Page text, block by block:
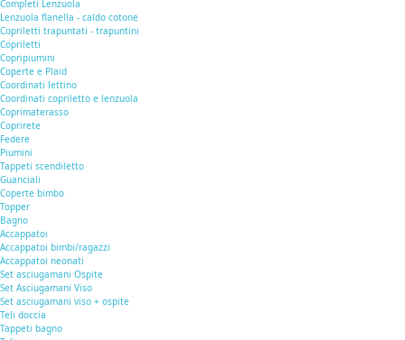
Completi Lenzuola
Lenzuola flanella - caldo cotone
Copriletti trapuntati - trapuntini
Copriletti
Copripiumini
Coperte e Plaid
Coordinati lettino
Coordinati copriletto e lenzuola
Coprimaterasso
Coprirete
Federe
Piumini
Tappeti scendiletto
Guanciali
Coperte bimbo
Topper
Bagno
Accappatoi
Accappatoi bimbi/ragazzi
Accappatoi neonati
Set asciugamani Ospite
Set Asciugamani Viso
Set asciugamani viso + ospite
Teli doccia
Tappeti bagno